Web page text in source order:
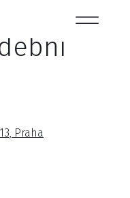
Praha